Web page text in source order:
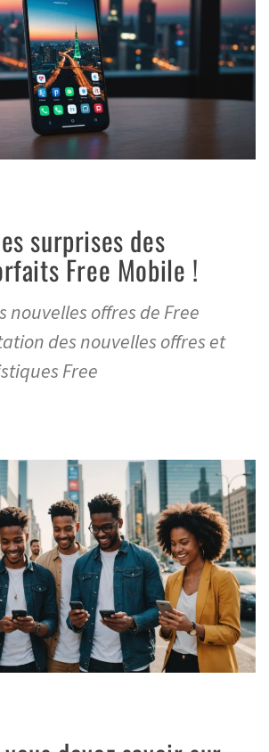
surprises des
Free Mobile !
nouvelles offres de Free
des nouvelles offres et
Free